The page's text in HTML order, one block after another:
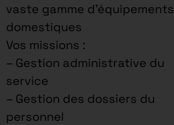
vaste gamme d’équipements
domestiques
Vos missions :
– Gestion administrative du
service
– Gestion des dossiers du
personnel